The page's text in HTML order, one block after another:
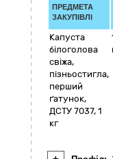
ПРЕДМЕТА
ЗАКУПІВЛІ
Капуста
білоголова
свіжа,
пізньостигла,
перший
ґатунок,
ДСТУ 7037, 1
кг